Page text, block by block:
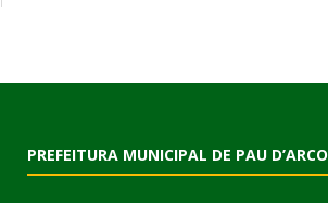
PREFEITURA MUNICIPAL DE PAU D’ARCO